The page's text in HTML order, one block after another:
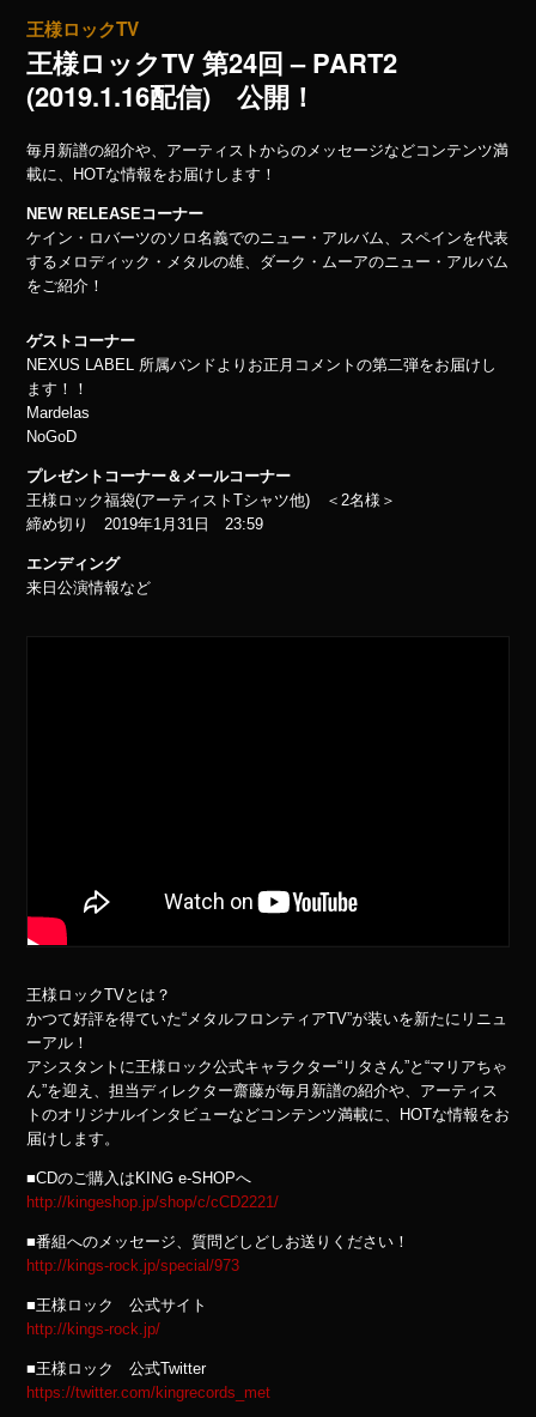
王様ロックTV
王様ロックTV 第24回 – PART2
(2019.1.16配信) 公開！
毎月新譜の紹介や、アーティストからのメッセージなどコンテンツ満
載に、HOTな情報をお届けします！
NEW RELEASEコーナー
ケイン・ロバーツのソロ名義でのニュー・アルバム、スペインを代表
するメロディック・メタルの雄、ダーク・ムーアのニュー・アルバム
をご紹介！
ゲストコーナー
NEXUS LABEL 所属バンドよりお正月コメントの第二弾をお届けし
ます！！
Mardelas
NoGoD
プレゼントコーナー＆メールコーナー
王様ロック福袋(アーティストTシャツ他) ＜2名様＞
締め切り 2019年1月31日 23:59
エンディング
来日公演情報など
王様ロックTVとは？
かつて好評を得ていた“メタルフロンティアTV”が装いを新たにリニュ
ーアル！
アシスタントに王様ロック公式キャラクター“リタさん”と“マリアちゃ
ん”を迎え、担当ディレクター齋藤が毎月新譜の紹介や、アーティス
トのオリジナルインタビューなどコンテンツ満載に、HOTな情報をお
届けします。
■CDのご購入はKING e-SHOPへ
http://kingeshop.jp/shop/c/cCD2221/
■番組へのメッセージ、質問どしどしお送りください！
http://kings-rock.jp/special/973
■王様ロック 公式サイト
http://kings-rock.jp/
■王様ロック 公式Twitter
https://twitter.com/kingrecords_met